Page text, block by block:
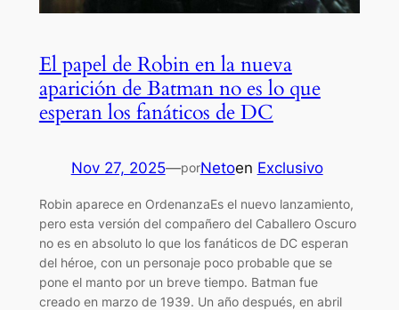
El papel de Robin en la nueva
aparición de Batman no es lo que
esperan los fanáticos de DC
Nov 27, 2025—porNetoen Exclusivo
Robin aparece en OrdenanzaEs el nuevo lanzamiento,
pero esta versión del compañero del Caballero Oscuro
no es en absoluto lo que los fanáticos de DC esperan
del héroe, con un personaje poco probable que se
pone el manto por un breve tiempo. Batman fue
creado en marzo de 1939. Un año después, en abril